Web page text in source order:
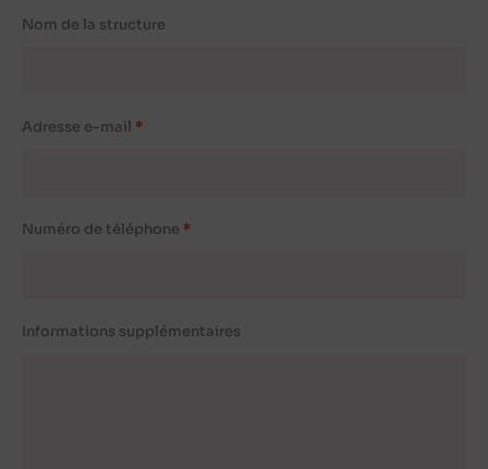
Nom de la structure
Adresse e-mail
Numéro de téléphone
Informations supplémentaires